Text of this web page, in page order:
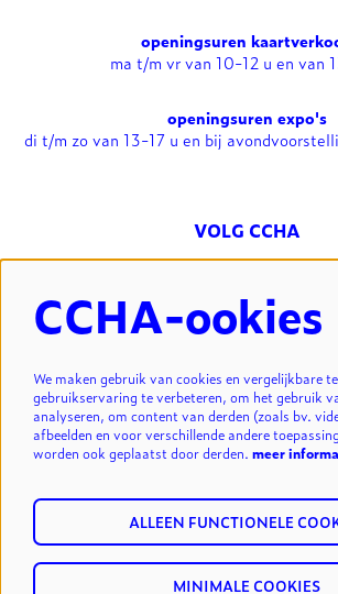
openingsuren
ma t/m vr van 10-12 u en van
openingsuren expo's
di t/m zo van 13-17 u en bij
VOLG CCHA
INSCHRIJVEN
CCHA-ookies
We maken gebruik van cookies en vergelijkbare
gebruikservaring te verbeteren, om het gebruik
analyseren, om content van derden (zoals bv.
afbeelden en voor verschillende andere
worden ook geplaatst door derden. meer
ALLEEN FUNCTIONELE
MINIMALE COOKIES